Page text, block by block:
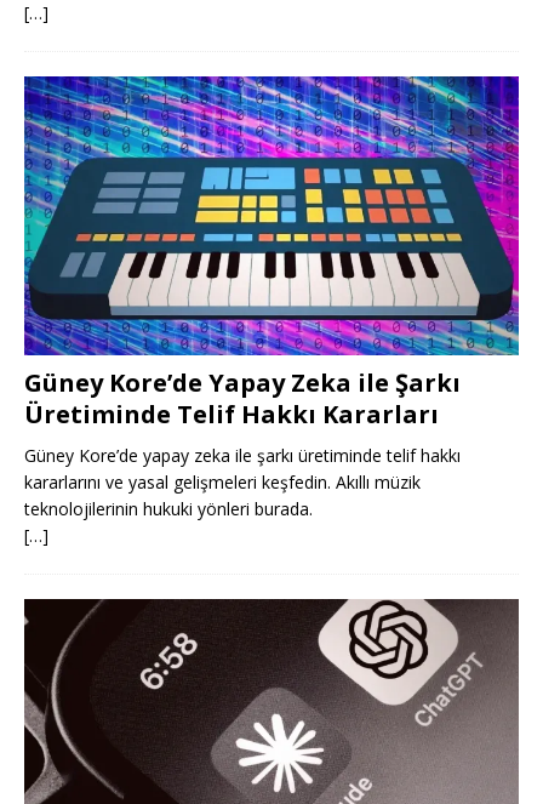
[…]
Güney Kore’de Yapay Zeka ile Şarkı
Üretiminde Telif Hakkı Kararları
Güney Kore’de yapay zeka ile şarkı üretiminde telif hakkı
kararlarını ve yasal gelişmeleri keşfedin. Akıllı müzik
teknolojilerinin hukuki yönleri burada.
[…]